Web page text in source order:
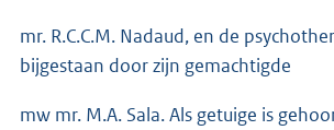
mr. R.C.C.M. Nadaud, en de
bijgestaan door zijn gemachtigde
mw mr. M.A. Sala. Als getuige is